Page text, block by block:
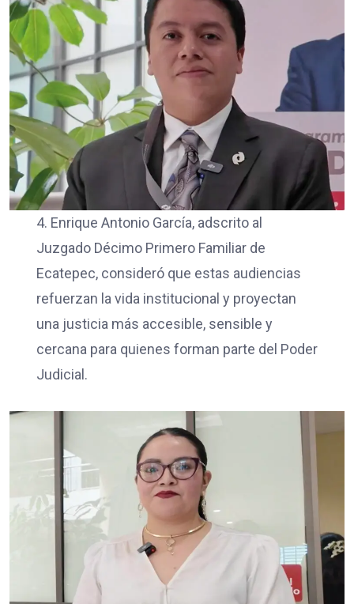
4. Enrique Antonio García, adscrito al
Juzgado Décimo Primero Familiar de
Ecatepec, consideró que estas audiencias
refuerzan la vida institucional y proyectan
una justicia más accesible, sensible y
cercana para quienes forman parte del Poder
Judicial.